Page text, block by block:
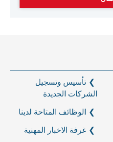
تأسيس وتسجيل
الشركات الجديدة
الوظائف المتاحة لدينا
غرفة الاخبار المهنية